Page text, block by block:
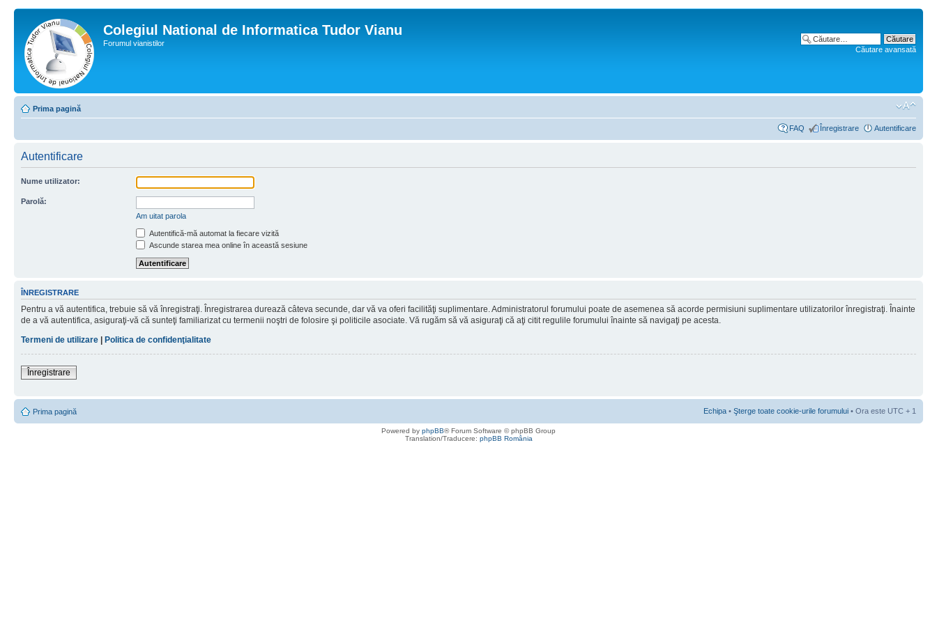
Colegiul National de Informatica Tudor Vianu
Forumul vianistilor
Căutare avansată
Prima pagină
FAQ Înregistrare Autentificare
Autentificare
Nume utilizator:
Parolă:
Am uitat parola
Autentifică-mă automat la fiecare vizită
Ascunde starea mea online în această sesiune
ÎNREGISTRARE
Pentru a vă autentifica, trebuie să vă înregistraţi. Înregistrarea durează câteva secunde, dar vă va oferi facilităţi suplimentare. Administratorul forumului poate de asemenea să acorde permisiuni suplimentare utilizatorilor înregistraţi. Înainte
de a vă autentifica, asiguraţi-vă că sunteţi familiarizat cu termenii noştri de folosire şi politicile asociate. Vă rugăm să vă asiguraţi că aţi citit regulile forumului înainte să navigaţi pe acesta.
Termeni de utilizare | Politica de confidenţialitate
Înregistrare
Prima pagină Echipa • Şterge toate cookie-urile forumului • Ora este UTC + 1
Powered by phpBB® Forum Software © phpBB Group
Translation/Traducere: phpBB România